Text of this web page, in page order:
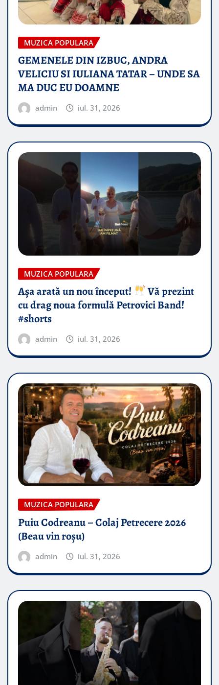
MUZICA POPULARA
GEMENELE DIN IZBUC, ANDRA
VELICIU SI IULIANA TATAR – UNDE SA
MA DUC EU DOAMNE
admin iul. 31, 2026
MUZICA POPULARA
Așa arată un nou început!
Vă prezint
cu drag noua formulă Petrovici Band!
#shorts
admin iul. 31, 2026
MUZICA POPULARA
Puiu Codreanu – Colaj Petrecere 2026
(Beau vin roșu)
admin iul. 31, 2026